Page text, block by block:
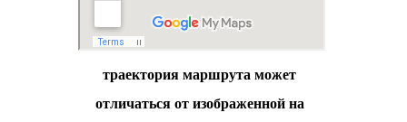
траектория маршрута может
отличаться от изображенной на